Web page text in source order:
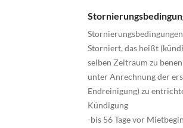
Stornierungsbedingungen
Storniert, das heißt
selben Zeitraum zu
unter Anrechnung der
Endreinigung) zu
Kündigung
-bis 56 Tage vor